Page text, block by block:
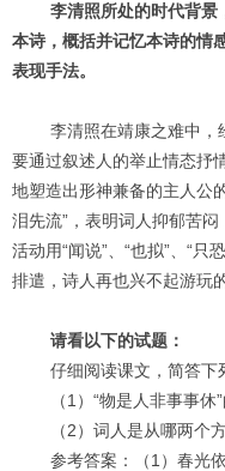
李清照所处的时代背景
本诗，概括并记忆本诗的情
表现手法。
李清照在靖康之难中，经
要通过叙述人的举止情态抒
地塑造出形神兼备的主人公
泪先流”，表明词人抑郁苦
活动用“闻说”、“也拟”、“
排遣，诗人再也兴不起游玩
请看以下的试题：
仔细阅读课文，简答下
（1）“物是人非事事休”
（2）词人是从哪两个方
参考答案：（1）春光依